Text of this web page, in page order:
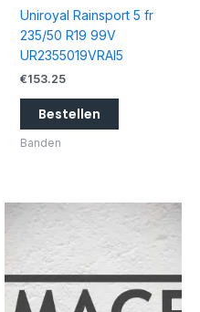
Uniroyal Rainsport 5 fr
235/50 R19 99V
UR2355019VRAI5
€153.25
Bestellen
Banden